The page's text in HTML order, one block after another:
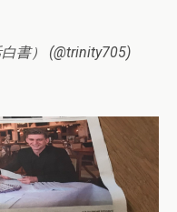
書） (@trinity705)